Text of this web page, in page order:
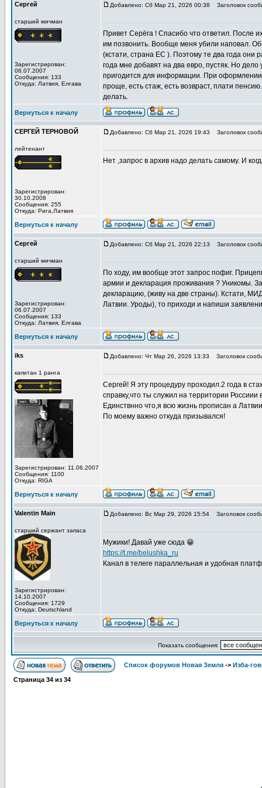
Сергей
старший мичман
Зарегистрирован:
06.07.2007
Сообщения: 133
Откуда: Латвия, Елгава
Добавлено: Сб Мар 21, 2026 00:38 Заголовок
Привет Серёга ! Спасибо что ответил. После
им позвонить. Вообще меня убили наповал.
(кстати, страна ЕС ). Поэтому те два года они
года мне добавят на два евро, пустяк. Но
пригодится для информации. При
проще, есть стаж, есть возвраст, плати
делать.
Вернуться к началу
СЕРГЕЙ ТЕРНОВОЙ
лейтенант
Зарегистрирован:
30.10.2008
Сообщения: 255
Откуда: Рига,Латвия
Добавлено: Сб Мар 21, 2026 19:43 Заголовок
Нет ,запрос в архив надо делать самому. И
Вернуться к началу
Сергей
старший мичман
Зарегистрирован:
06.07.2007
Сообщения: 133
Откуда: Латвия, Елгава
Добавлено: Сб Мар 21, 2026 22:13 Заголовок
По ходу, им вообще этот запрос пофиг.
армии и декларация проживания ? Уникомы.
декларацию, (живу на две страны). Кстати,
Латвии. Уроды), то приходи и напиши
Вернуться к началу
iks
капитан 1 ранга
Зарегистрирован: 11.06.2007
Сообщения: 1100
Откуда: RIGA
Добавлено: Чт Мар 26, 2026 13:33 Заголовок
Сергей! Я эту процедуру проходил.2 года в
справку,что ты служил на территории
Единствнно что,я всю жизнь прописан а
По моему важно откуда призывался!
Вернуться к началу
Valentin Main
старший сержант запаса
Зарегистрирован:
14.10.2007
Сообщения: 1729
Откуда: Deutschland
Добавлено: Вс Мар 29, 2026 15:54 Заголовок
Мужики! Давай уже сюда 😁
https://t.me/belushka_ru
Канал в телеге параллельная и удобная
Вернуться к началу
Показать сообщения:
Список форумов Новая Земля -> Изба-
Страница 34 из 34